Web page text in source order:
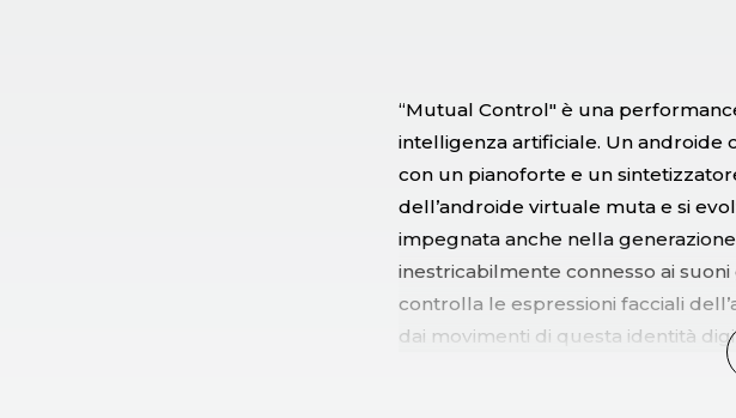
“Mutual Control" è una
intelligenza artificiale. Un androide
con un pianoforte e un
dell’androide virtuale muta e si
impegnata anche nella
inestricabilmente connesso ai
controlla le espressioni facciali
dai movimenti di questa identità
metafora dell’impatto dell’AI sugli